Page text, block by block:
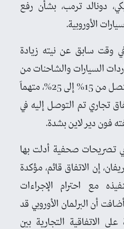
دونالد ترمب، بشأن رفع
الأوروبية.
وقت سابق عن نيته زيادة
السيارات والشاحنات من
دول الاتحاد الأوروبي، لتصل من 15% إلى 25%، متهماً
تجاري تم التوصل إليه في
فون دير لاين بشدة.
تصريحات صحفية أدلت بها
إن الاتفاق قائم، مؤكدة
مع احترام الإجراءات
أن البرلمان الأوروبي قد
الاتفاقية التجارية بين